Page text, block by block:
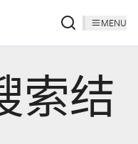
MENU
索结